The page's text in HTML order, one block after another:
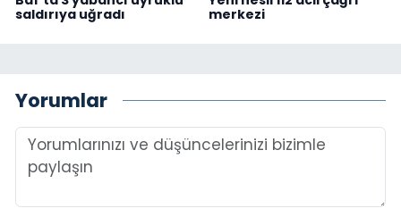
saldırıya uğradı
merkezi
Yorumlar